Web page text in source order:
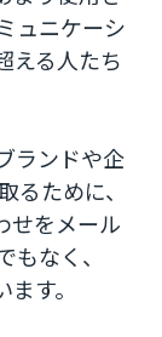
ュニケーシ
える人たち
ランドや企
ために、
せをメール
なく、
す。